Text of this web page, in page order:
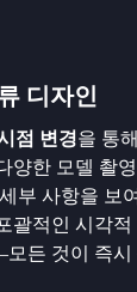
디자인
점 변경을 통
양한 모델 촬
부 사항을 보
괄적인 시각
든 것이 즉시